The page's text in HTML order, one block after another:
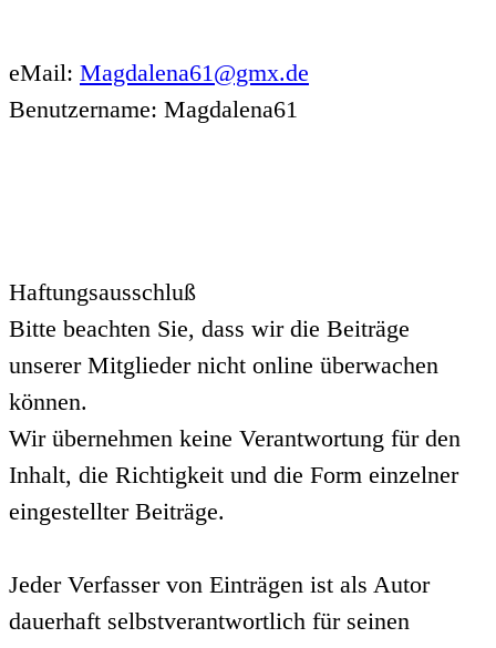
eMail: Magdalena61@gmx.de
Benutzername: Magdalena61
Haftungsausschluß
Bitte beachten Sie, dass wir die Beiträge
unserer Mitglieder nicht online überwachen
können.
Wir übernehmen keine Verantwortung für den
Inhalt, die Richtigkeit und die Form einzelner
eingestellter Beiträge.
Jeder Verfasser von Einträgen ist als Autor
dauerhaft selbstverantwortlich für seinen